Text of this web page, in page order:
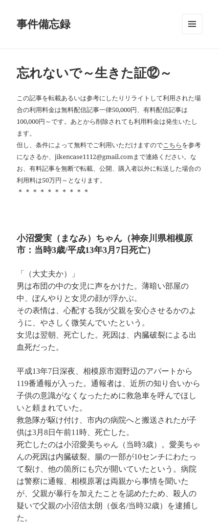
事件備忘録
忘れないで～生きた証⑫～
この記事を転載あるいは参考にしたりリライトして利用された場
合の利用料金は無料配信記事一律50,000円、有料配信記事は
100,000円～です。あとから削除されても利用料金は発生いたし
ます。
但し、条件によって無料でご利用いただけますのでこちらを参考
になさるか、jikencase1112@gmail.comまで連絡ください。な
お、有料記事を無断で転載、公開、購入者以外に転送した場合の
利用料は50万円～となります。
＊＊＊＊＊＊＊＊＊＊
小沼愛実（まなみ）ちゃん（神奈川県相模原
市：当時3歳/平成13年3月7日死亡）
「（大丈夫か）」
男は布団の中の女児に声をかけた。薄暗い部屋の
中、ぼんやりと女児の顔が浮かぶ。
その表情は、心配する我が父親を安心させるかのよ
うに、やさしく微笑んでいたという。
女児は翌朝、死亡した。死因は、内臓破裂による出
血死だった。
平成13年7日深夜、相模原市淵野辺のアパートから
119番通報が入った。通報者は、近所の知り合いから
子供の意識がなくなったために救急車を呼んでほし
いと頼まれていた。
救急隊が駆け付け、市内の病院へと搬送されたが子
供は3月8日午前11時、死亡した。
死亡したのは小沼愛美ちゃん（当時3歳）。愛美ちゃ
んの死因は内臓破裂。腸の一部が10センチにわたっ
て裂け、他の箇所にも穴が開いていたという。病院
は警察に通報、相模原署は両親から事情を聞いた
が、父親が暴行を加えたことを認めたため、殺人の
疑いで父親の小沼信太朗（仮名/当時32歳）を逮捕し
た。